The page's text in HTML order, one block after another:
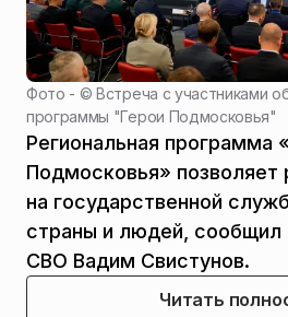
Фото - ©Встреча с участниками
программы "Герои Подмосковья"
Региональная программа
Подмосковья» позволяет
на государственной
страны и людей,
СВО Вадим Свистунов.
Читать